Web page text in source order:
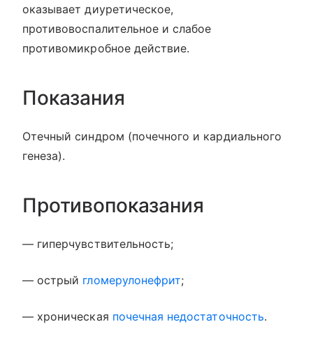
оказывает диуретическое,
противовоспалительное и слабое
противомикробное действие.
Показания
Отечный синдром (почечного и кардиального
генеза).
Противопоказания
— гиперчувствительность;
— острый гломерулонефрит;
— хроническая почечная недостаточность.